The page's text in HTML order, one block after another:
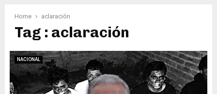
Home aclaración
Tag : aclaración
NACIONAL